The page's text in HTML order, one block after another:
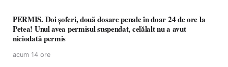
PERMIS. Doi șoferi, două dosare penale în doar 24 de ore la
Petea! Unul avea permisul suspendat, celălalt nu a avut
niciodată permis
acum 14 ore